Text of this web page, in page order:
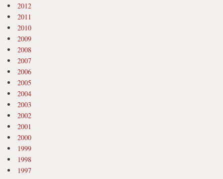
2012
2011
2010
2009
2008
2007
2006
2005
2004
2003
2002
2001
2000
1999
1998
1997